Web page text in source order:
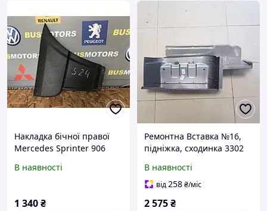
Накладка бічної правої
Mercedes Sprinter 906
В наявності
1 340₴
Ремонтна Вставка №16,
підніжка, сходинка 3302
В наявності
від258₴/міс
2 575₴